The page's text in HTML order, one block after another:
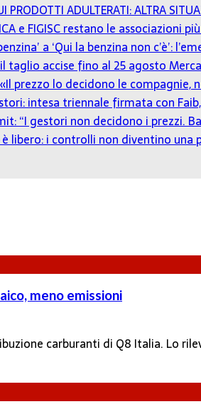
PRODOTTI ADULTERATI: ALTRA
e FIGISC restano le
a ‘Qui la benzina non c’è’:
taglio accise fino al 25 agosto
prezzo lo decidono le
intesa triennale firmata con
“I gestori non decidono i prezzi.
libero: i controlli non diventino una
meno emissioni
carburanti di Q8 Italia. Lo